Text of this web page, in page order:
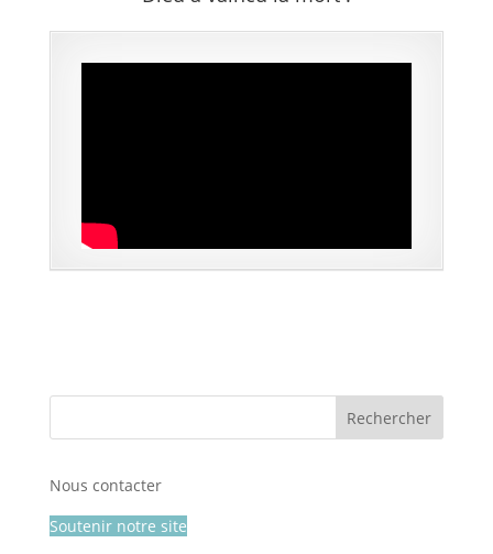
Nous contacter
Soutenir notre site